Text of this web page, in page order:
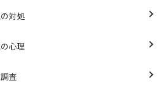
対処
心理
査